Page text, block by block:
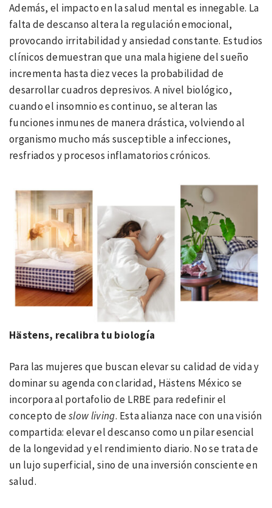
Además, el impacto en la salud mental es innegable. La
falta de descanso altera la regulación emocional,
provocando irritabilidad y ansiedad constante. Estudios
clínicos demuestran que una mala higiene del sueño
incrementa hasta diez veces la probabilidad de
desarrollar cuadros depresivos. A nivel biológico,
cuando el insomnio es continuo, se alteran las
funciones inmunes de manera drástica, volviendo al
organismo mucho más susceptible a infecciones,
resfriados y procesos inflamatorios crónicos.
Hästens, recalibra tu biología
Para las mujeres que buscan elevar su calidad de vida y
dominar su agenda con claridad, Hästens México se
incorpora al portafolio de LRBE para redefinir el
concepto deslow living. Esta alianza nace con una visión
compartida: elevar el descanso como un pilar esencial
de la longevidad y el rendimiento diario. No se trata de
un lujo superficial, sino de una inversión consciente en
salud.